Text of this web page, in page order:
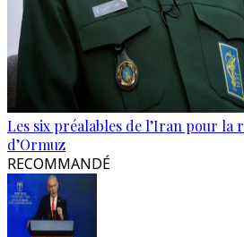
Les six préalables de l’Iran pour la
d’Ormuz
RECOMMANDÉ